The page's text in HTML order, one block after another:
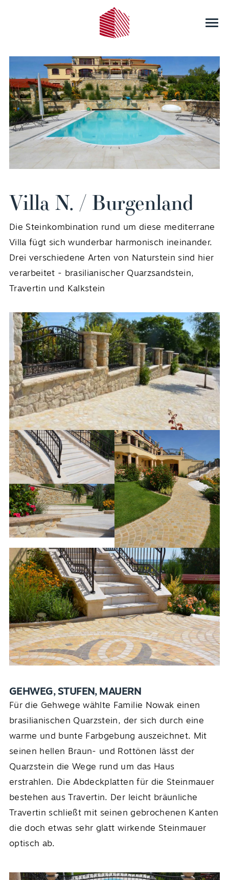
Villa N. / Burgenland
Die Steinkombination rund um diese mediterrane
Villa fügt sich wunderbar harmonisch ineinander.
Drei verschiedene Arten von Naturstein sind hier
verarbeitet - brasilianischer Quarzsandstein,
Travertin und Kalkstein
GEHWEG, STUFEN, MAUERN
Für die Gehwege wählte Familie Nowak einen
brasilianischen Quarzstein, der sich durch eine
warme und bunte Farbgebung auszeichnet. Mit
seinen hellen Braun- und Rottönen lässt der
Quarzstein die Wege rund um das Haus
erstrahlen. Die Abdeckplatten für die Steinmauer
bestehen aus Travertin. Der leicht bräunliche
Travertin schließt mit seinen gebrochenen Kanten
die doch etwas sehr glatt wirkende Steinmauer
optisch ab.
DE